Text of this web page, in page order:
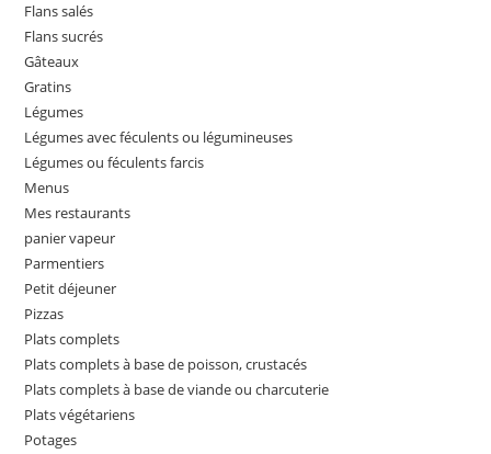
Flans salés
Flans sucrés
Gâteaux
Gratins
Légumes
Légumes avec féculents ou légumineuses
Légumes ou féculents farcis
Menus
Mes restaurants
panier vapeur
Parmentiers
Petit déjeuner
Pizzas
Plats complets
Plats complets à base de poisson, crustacés
Plats complets à base de viande ou charcuterie
Plats végétariens
Potages